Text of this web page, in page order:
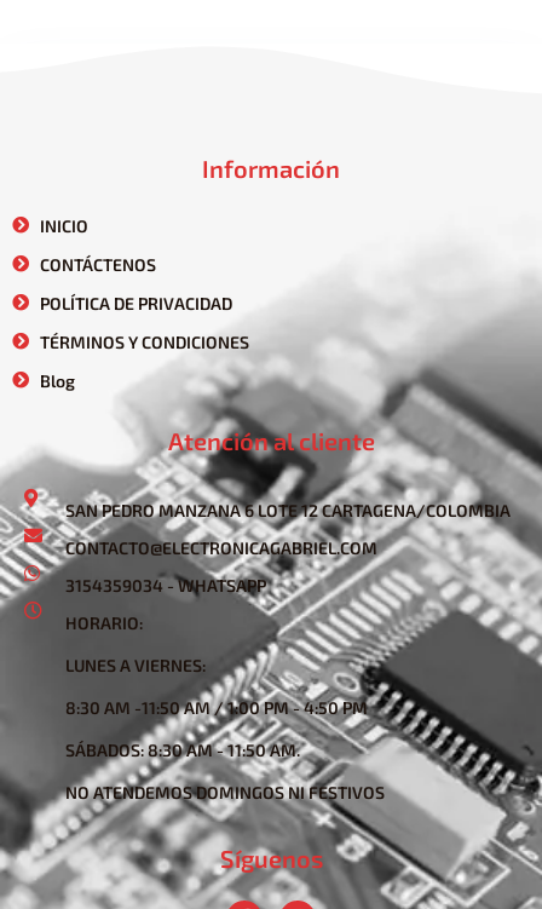
Información
INICIO
CONTÁCTENOS
POLÍTICA DE PRIVACIDAD
TÉRMINOS Y CONDICIONES
Blog
Atención al cliente
SAN PEDRO MANZANA 6 LOTE 12 CARTAGENA/COLOMBIA
CONTACTO@ELECTRONICAGABRIEL.COM
3154359034 - WHATSAPP
HORARIO:
LUNES A VIERNES:
8:30 AM -11:50 AM / 1:00 PM - 4:50 PM
SÁBADOS: 8:30 AM - 11:50 AM.
NO ATENDEMOS DOMINGOS NI FESTIVOS
Síguenos